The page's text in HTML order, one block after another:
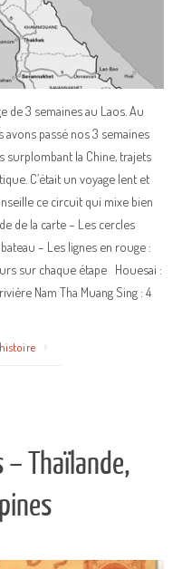
de 3 semaines au Laos. Au
passé nos 3 semaines
surplombant la Chine, trajets
C’était un voyage lent et
ce circuit qui mixe bien
de la carte – Les cercles
– Les lignes en rouge :
sur chaque étape Houesai :
Nam Tha Muang Sing : 4
– Thaïlande,